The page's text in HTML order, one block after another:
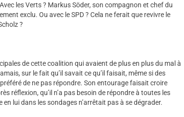
les Verts ? Markus Söder, son compagnon et chef du
exclu. Ou avec le SPD ? Cela ne ferait que revivre le
?
de cette coalition qui avaient de plus en plus du mal à
sur le fait qu’il savait ce qu’il faisait, même si des
de ne pas répondre. Son entourage faisait croire
réflexion, qu’il n’a pas besoin de répondre à toutes les
lui dans les sondages n’arrêtait pas à se dégrader.